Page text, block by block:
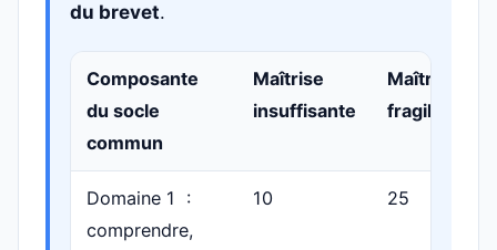
du brevet.
Composante
du socle
commun
Maîtrise
insuffisante
Maîtrise
fragile
Domaine 1 :
comprendre,
10 25